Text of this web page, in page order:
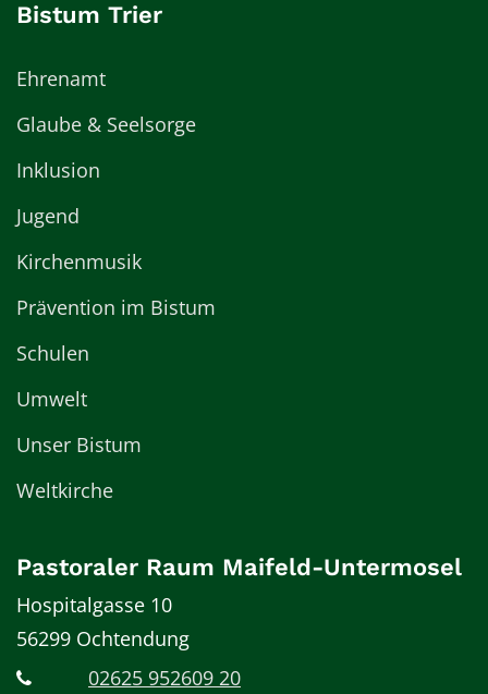
Bistum Trier
Ehrenamt
Glaube & Seelsorge
Inklusion
Jugend
Kirchenmusik
Prävention im Bistum
Schulen
Umwelt
Unser Bistum
Weltkirche
Pastoraler Raum Maifeld-Untermosel
Hospitalgasse 10
56299 Ochtendung
02625 952609 20